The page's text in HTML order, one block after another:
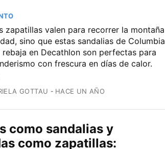
zapatillas valen para recorrer la montaña
sino que estas sandalias de Columbia
rebaja en Decathlon son perfectas para
con frescura en días de calor.
GOTTAU HACE UN AÑO
como sandalias y
como zapatillas: